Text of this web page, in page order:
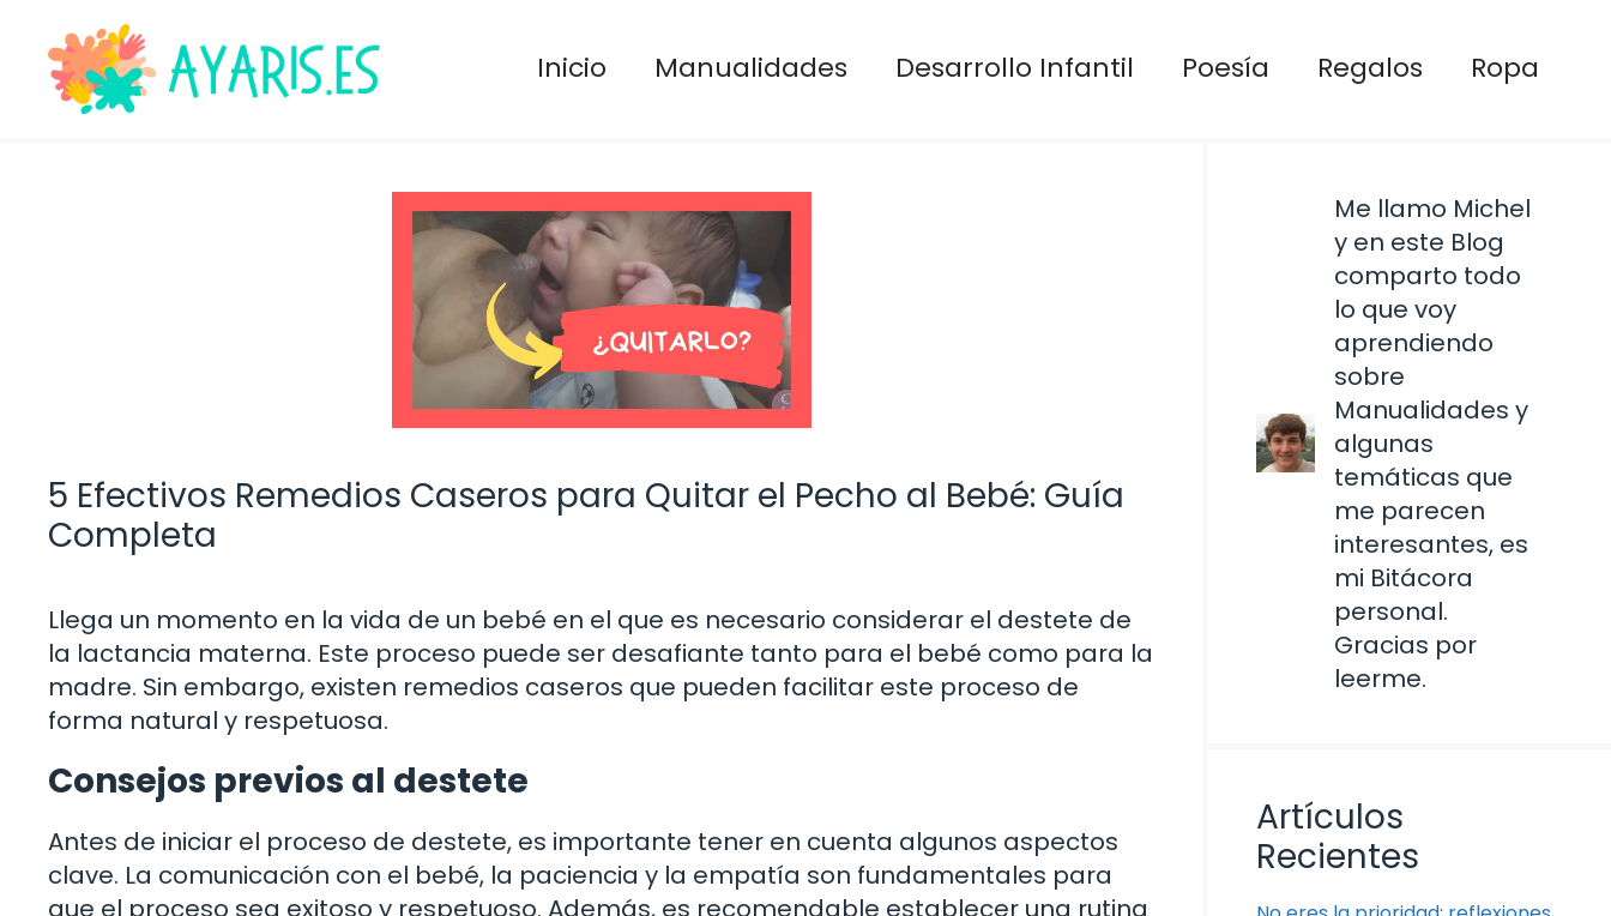
contenido
Inicio Manualidades Desarrollo Infantil Poesía Regalos Ropa
5 Efectivos Remedios Caseros para Quitar el Pecho al Bebé: Guía
Completa
Llega un momento en la vida de un bebé en el que es necesario considerar el destete de
la lactancia materna. Este proceso puede ser desafiante tanto para el bebé como para la
madre. Sin embargo, existen remedios caseros que pueden facilitar este proceso de
forma natural y respetuosa.
Consejos previos al destete
Antes de iniciar el proceso de destete, es importante tener en cuenta algunos aspectos
clave. La comunicación con el bebé, la paciencia y la empatía son fundamentales para
que el proceso sea exitoso y respetuoso. Además, es recomendable establecer una rutina
Me llamo Michel
y en este Blog
comparto todo
lo que voy
aprendiendo
sobre
Manualidades y
algunas
temáticas que
me parecen
interesantes, es
mi Bitácora
personal.
Gracias por
leerme.
Artículos
Recientes